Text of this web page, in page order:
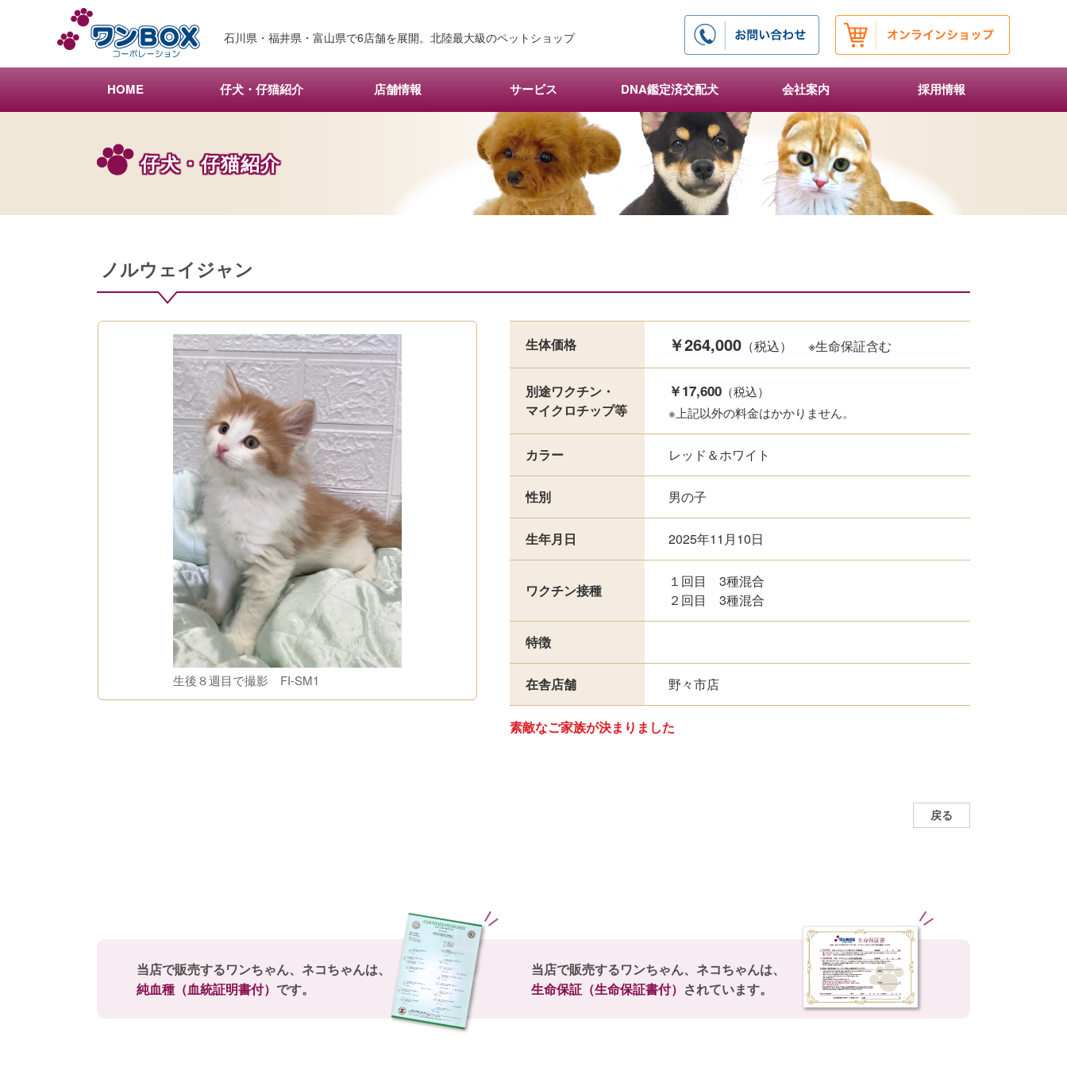
コ
石川県・福井県・富山県で6店舗を展開。北陸最大級のペットショップ
HOME 仔犬・仔猫紹介 店舗情報 サービス DNA鑑定済交配犬 会社案内 採用情報
仔犬・仔猫紹介
ノルウェイジャン
生後８週目で撮影 FI-SM1
生体価格 ￥264,000 （税込） ※生命保証含む
別途ワクチン・
マイクロチップ等
￥17,600 （税込）
※上記以外の料金はかかりません。
カラー レッド＆ホワイト
性別 男の子
生年月日 2025年11月10日
ワクチン接種
１回目 3種混合
２回目 3種混合
特徴
在舎店舗 野々市店
素敵なご家族が決まりました
戻る
当店で販売するワンちゃん、ネコちゃんは、
純血種（血統証明書付） です。
当店で販売するワンちゃん、ネコちゃんは、
生命保証（生命保証書付） されています。